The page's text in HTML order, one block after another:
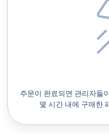
주문이 완료되면 관리자들
몇 시간 내에 구매한